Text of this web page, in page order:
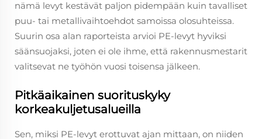
nämä levyt kestävät paljon pidempään kuin tavalliset
puu- tai metallivaihtoehdot samoissa olosuhteissa.
Suurin osa alan raporteista arvioi PE-levyt hyviksi
säänsuojaksi, joten ei ole ihme, että rakennusmestarit
valitsevat ne työhön vuosi toisensa jälkeen.
Pitkäaikainen suorituskyky
korkeakuljetusalueilla
Sen, miksi PE-levyt erottuvat ajan mittaan, on niiden